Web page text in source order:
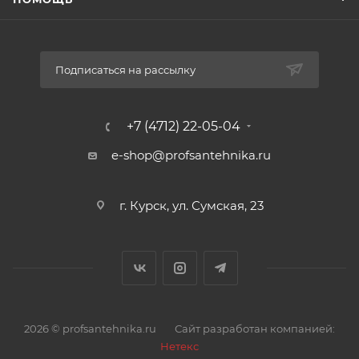
Подписаться на рассылку
+7 (4712) 22-05-04
e-shop@profsantehnika.ru
г. Курск, ул. Сумская, 23
2026 © profsantehnika.ru
Сайт разработан компанией:
Нетекс